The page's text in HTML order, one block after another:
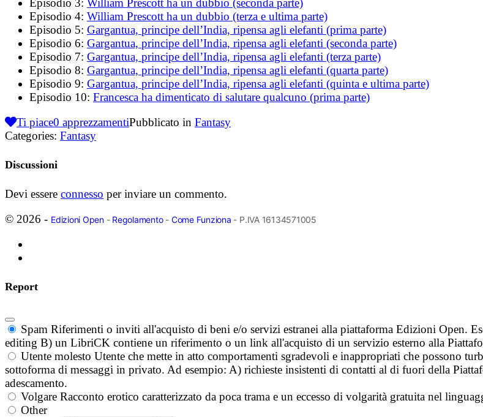
Episodio 3: William Prescott ha un dubbio (seconda parte)
Episodio 4: William Prescott ha un dubbio (terza e ultima parte)
Episodio 5: Gargantua, principe dell’India, ripensa agli elefanti (prima parte)
Episodio 6: Gargantua, principe dell’India, ripensa agli elefanti (seconda parte)
Episodio 7: Gargantua, principe dell’India, ripensa agli elefanti (terza parte)
Episodio 8: Gargantua, principe dell’India, ripensa agli elefanti (quarta parte)
Episodio 9: Gargantua, principe dell’India, ripensa agli elefanti (quinta e ultima parte)
Episodio 10: Francesca ha dimenticato di salutare qualcuno (prima parte)
Ti piace0 apprezzamentiPubblicato in Fantasy
Categories: Fantasy
Discussioni
Devi essere connesso per inviare un commento.
© 2026 - Edizioni Open- Regolamento- Come Funziona - P.IVA 16134571005
Report
Spam Riferimenti o inviti all'acquisto di beni e/o servizi estranei alla piattaforma Edizioni Open.
editing B) un LibriCK contiene un riferimento o un link all'acquisto di un servizio esterno alla
Utente molesto Utente che mette in atto comportamenti sgradevoli e inappropriati che possono
sottoforma di messaggi in privato. Ad esempio: A) richieste insistenti di contatti al di fuori della
adescamento.
Volgare Racconto erotico caratterizzato da poca trama e un eccesso di volgarità gratuita nel
Other